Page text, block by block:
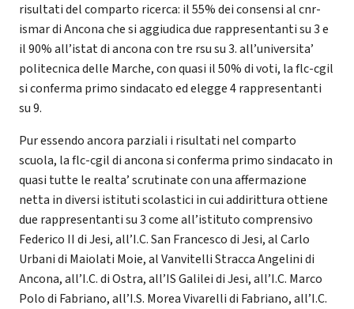
risultati del comparto ricerca: il 55% dei consensi al cnr-
ismar di Ancona che si aggiudica due rappresentanti su 3 e
il 90% all’istat di ancona con tre rsu su 3. all’universita’
politecnica delle Marche, con quasi il 50% di voti, la flc-cgil
si conferma primo sindacato ed elegge 4 rappresentanti
su 9.
Pur essendo ancora parziali i risultati nel comparto
scuola, la flc-cgil di ancona si conferma primo sindacato in
quasi tutte le realta’ scrutinate con una affermazione
netta in diversi istituti scolastici in cui addirittura ottiene
due rappresentanti su 3 come all’istituto comprensivo
Federico II di Jesi, all’I.C. San Francesco di Jesi, al Carlo
Urbani di Maiolati Moie, al Vanvitelli Stracca Angelini di
Ancona, all’I.C. di Ostra, all’IS Galilei di Jesi, all’I.C. Marco
Polo di Fabriano, all’I.S. Morea Vivarelli di Fabriano, all’I.C.